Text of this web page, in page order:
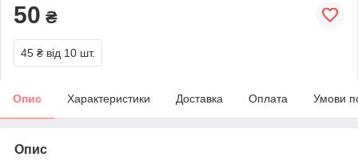
50 ₴
45 ₴ від 10 шт.
Опис Характеристики Доставка Оплата Умови
Опис